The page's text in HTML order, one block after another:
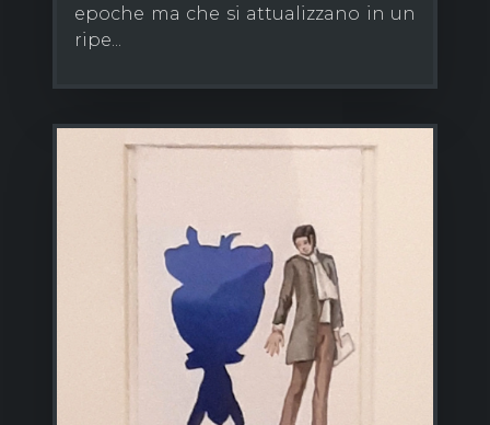
epoche ma che si attualizzano in un
ripe...